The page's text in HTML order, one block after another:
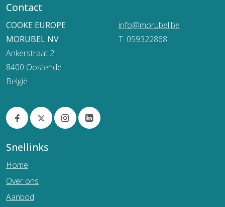
Contact
COOKE EUROPE
MORUBEL NV
Ankerstraat 2
8400 Oostende
België
info@morubel.be
T. 059322868
Snellinks
Home
Over ons
Aanbod